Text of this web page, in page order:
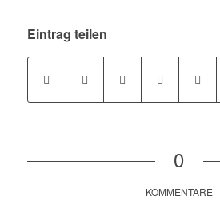
Eintrag teilen
0
KOMMENTARE